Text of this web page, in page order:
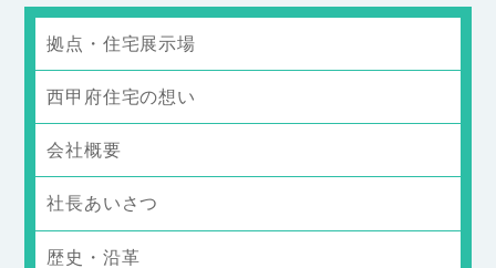
拠点・住宅展示場
西甲府住宅の想い
会社概要
社長あいさつ
歴史・沿革